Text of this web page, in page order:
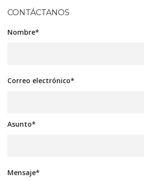
CONTÁCTANOS
Nombre*
Correo electrónico*
Asunto*
Mensaje*